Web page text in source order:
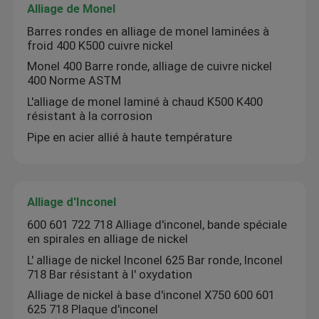
Contact
nouvelles
Tous les cas
Plaque en acier inoxydable
Tuyau d'acier inoxydable
Coils en acier inoxydable
Alliage de Monel
Barres rondes en alliage de monel laminées à
froid 400 K500 cuivre nickel
Monel 400 Barre ronde, alliage de cuivre nickel
400 Norme ASTM
L'alliage de monel laminé à chaud K500 K400
résistant à la corrosion
Pipe en acier allié à haute température
Alliage d'Inconel
600 601 722 718 Alliage d'inconel, bande spéciale
en spirales en alliage de nickel
L' alliage de nickel Inconel 625 Bar ronde, Inconel
718 Bar résistant à l' oxydation
Alliage de nickel à base d'inconel X750 600 601
625 718 Plaque d'inconel